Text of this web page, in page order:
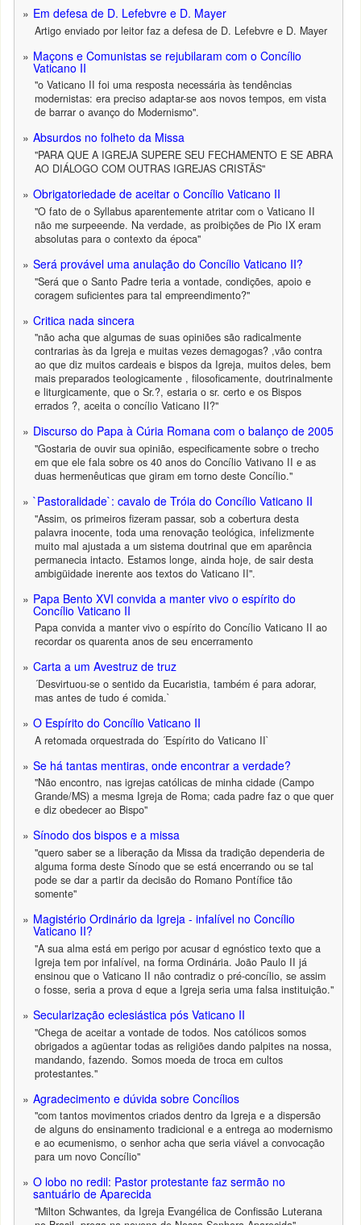
Em defesa de D. Lefebvre e D. Mayer
Artigo enviado por leitor faz a defesa de D. Lefebvre e D. Mayer
Maçons e Comunistas se rejubilaram com o Concílio
Vaticano II
"o Vaticano II foi uma resposta necessária às tendências
modernistas: era preciso adaptar-se aos novos tempos, em vista
de barrar o avanço do Modernismo".
Absurdos no folheto da Missa
"PARA QUE A IGREJA SUPERE SEU FECHAMENTO E SE ABRA
AO DIÁLOGO COM OUTRAS IGREJAS CRISTÃS"
Obrigatoriedade de aceitar o Concílio Vaticano II
"O fato de o Syllabus aparentemente atritar com o Vaticano II
não me surpeeende. Na verdade, as proibições de Pio IX eram
absolutas para o contexto da época"
Será provável uma anulação do Concílio Vaticano II?
"Será que o Santo Padre teria a vontade, condições, apoio e
coragem suficientes para tal empreendimento?"
Critica nada sincera
"não acha que algumas de suas opiniões são radicalmente
contrarias às da Igreja e muitas vezes demagogas? ,vão contra
ao que diz muitos cardeais e bispos da Igreja, muitos deles, bem
mais preparados teologicamente , filosoficamente, doutrinalmente
e liturgicamente, que o Sr.?, estaria o sr. certo e os Bispos
errados ?, aceita o concílio Vaticano II?"
Discurso do Papa à Cúria Romana com o balanço de 2005
"Gostaria de ouvir sua opinião, especificamente sobre o trecho
em que ele fala sobre os 40 anos do Concílio Vativano II e as
duas hermenêuticas que giram em torno deste Concílio."
`Pastoralidade`: cavalo de Tróia do Concílio Vaticano II
"Assim, os primeiros fizeram passar, sob a cobertura desta
palavra inocente, toda uma renovação teológica, infelizmente
muito mal ajustada a um sistema doutrinal que em aparência
permanecia intacto. Estamos longe, ainda hoje, de sair desta
ambigüidade inerente aos textos do Vaticano II".
Papa Bento XVI convida a manter vivo o espírito do
Concílio Vaticano II
Papa convida a manter vivo o espírito do Concílio Vaticano II ao
recordar os quarenta anos de seu encerramento
Carta a um Avestruz de truz
´Desvirtuou-se o sentido da Eucaristia, também é para adorar,
mas antes de tudo é comida.`
O Espírito do Concílio Vaticano II
A retomada orquestrada do ´Espírito do Vaticano II`
Se há tantas mentiras, onde encontrar a verdade?
"Não encontro, nas igrejas católicas de minha cidade (Campo
Grande/MS) a mesma Igreja de Roma; cada padre faz o que quer
e diz obedecer ao Bispo"
Sínodo dos bispos e a missa
"quero saber se a liberação da Missa da tradição dependeria de
alguma forma deste Sínodo que se está encerrando ou se tal
pode se dar a partir da decisão do Romano Pontífice tão
somente"
Magistério Ordinário da Igreja - infalível no Concílio
Vaticano II?
"A sua alma está em perigo por acusar d egnóstico texto que a
Igreja tem por infalível, na forma Ordinária. João Paulo II já
ensinou que o Vaticano II não contradiz o pré-concílio, se assim
o fosse, seria a prova d eque a Igreja seria uma falsa instituição."
Secularização eclesiástica pós Vaticano II
"Chega de aceitar a vontade de todos. Nos católicos somos
obrigados a agüentar todas as religiões dando palpites na nossa,
mandando, fazendo. Somos moeda de troca em cultos
protestantes."
Agradecimento e dúvida sobre Concílios
"com tantos movimentos criados dentro da Igreja e a dispersão
de alguns do ensinamento tradicional e a entrega ao modernismo
e ao ecumenismo, o senhor acha que seria viável a convocação
para um novo Concílio"
O lobo no redil: Pastor protestante faz sermão no
santuário de Aparecida
"Milton Schwantes, da Igreja Evangélica de Confissão Luterana